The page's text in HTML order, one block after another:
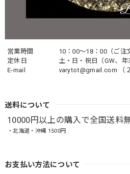
営業時間
10：00〜18：00（ご注
定休日
土・日・祝日（GW、年
E-mail
varytot@gmail.com （
送料について
10000円以上の購入で全国送料
・北海道・沖縄 1500円
お支払い方法について